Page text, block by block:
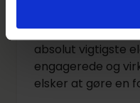
bedst til at drive
– med fokus på
absolut vigtigste
engagerede og
elsker at gøre en